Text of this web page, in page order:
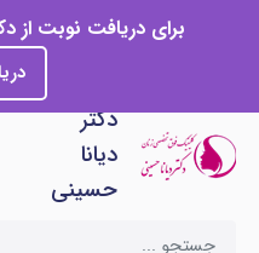
برای دریافت نوبت از
دکتر
دیانا
حسینی